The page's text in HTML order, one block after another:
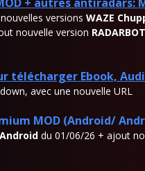
versions WAZE
nouvelle version
télécharger Ebook,
avec une nouvelle URL
MOD (Android/
du 01/06/26 + ajout